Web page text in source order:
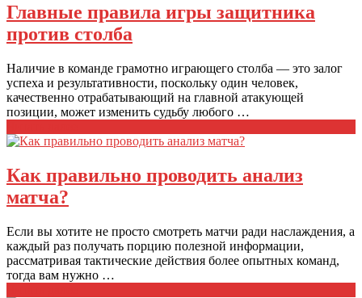
Главные правила игры защитника
против столба
Наличие в команде грамотно играющего столба — это залог
успеха и результативности, поскольку один человек,
качественно отрабатывающий на главной атакующей
позиции, может изменить судьбу любого …
Как правильно проводить анализ
матча?
Если вы хотите не просто смотреть матчи ради наслаждения, а
каждый раз получать порцию полезной информации,
рассматривая тактические действия более опытных команд,
тогда вам нужно …